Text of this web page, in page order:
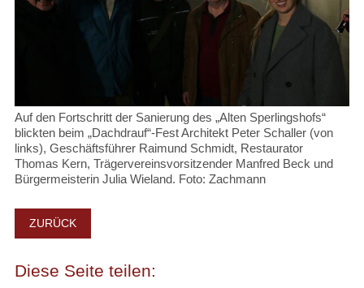
Auf den Fortschritt der Sanierung des „Alten Sperlingshofs“
blickten beim „Dachdrauf“-Fest Architekt Peter Schaller (von
links), Geschäftsführer Raimund Schmidt, Restaurator
Thomas Kern, Trägervereinsvorsitzender Manfred Beck und
Bürgermeisterin Julia Wieland. Foto: Zachmann
ZURÜCK